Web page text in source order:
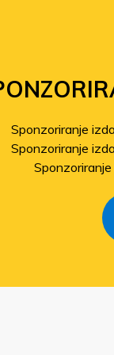
Sponzoriranje
Sponzoriranje